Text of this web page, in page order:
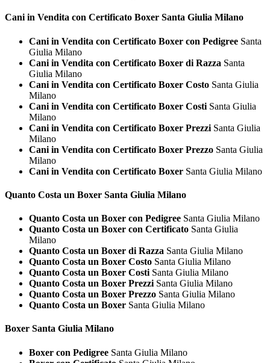
Cani in Vendita con Certificato Boxer Santa Giulia Milano
Cani in Vendita con Certificato Boxer con Pedigree Santa
Giulia Milano
Cani in Vendita con Certificato Boxer di Razza Santa
Giulia Milano
Cani in Vendita con Certificato Boxer Costo Santa Giulia
Milano
Cani in Vendita con Certificato Boxer Costi Santa Giulia
Milano
Cani in Vendita con Certificato Boxer Prezzi Santa Giulia
Milano
Cani in Vendita con Certificato Boxer Prezzo Santa Giulia
Milano
Cani in Vendita con Certificato Boxer Santa Giulia Milano
Quanto Costa un Boxer Santa Giulia Milano
Quanto Costa un Boxer con Pedigree Santa Giulia Milano
Quanto Costa un Boxer con Certificato Santa Giulia
Milano
Quanto Costa un Boxer di Razza Santa Giulia Milano
Quanto Costa un Boxer Costo Santa Giulia Milano
Quanto Costa un Boxer Costi Santa Giulia Milano
Quanto Costa un Boxer Prezzi Santa Giulia Milano
Quanto Costa un Boxer Prezzo Santa Giulia Milano
Quanto Costa un Boxer Santa Giulia Milano
Boxer Santa Giulia Milano
Boxer con Pedigree Santa Giulia Milano